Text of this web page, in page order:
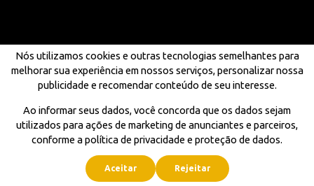
Nós utilizamos cookies e outras tecnologias semelhantes para
melhorar sua experiência em nossos serviços, personalizar nossa
publicidade e recomendar conteúdo de seu interesse.
Ao informar seus dados, você concorda que os dados sejam
utilizados para ações de marketing de anunciantes e parceiros,
conforme a política de privacidade e proteção de dados.
Aceitar Rejeitar